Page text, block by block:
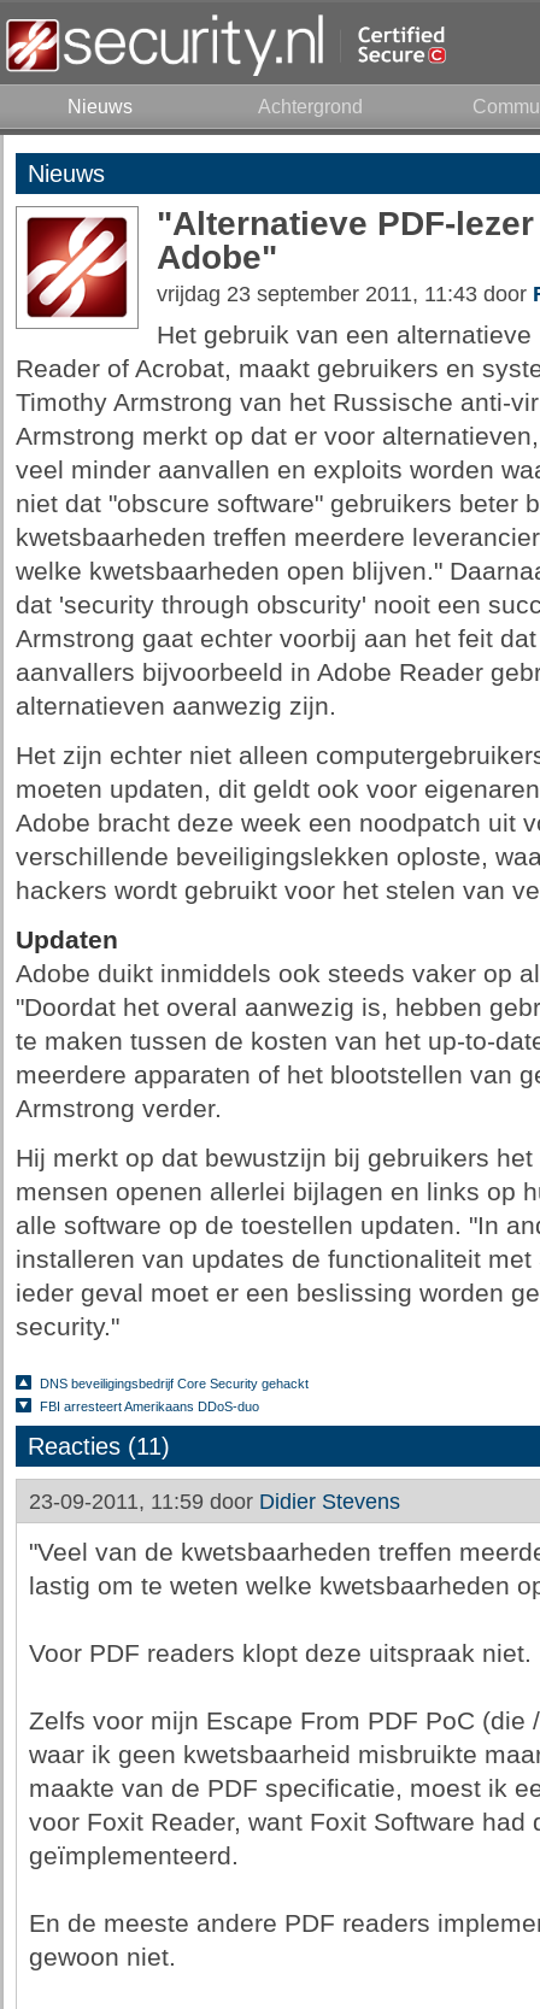
Nieuws Achtergrond
Nieuws
"Alternatieve PDF-
Adobe"
vrijdag 23 september 2011, 11:43 door
Het gebruik van een
Reader of Acrobat, maakt gebruikers en
Timothy Armstrong van het Russische anti-
Armstrong merkt op dat er voor
veel minder aanvallen en exploits worden
niet dat "obscure software" gebruikers beter
kwetsbaarheden treffen meerdere
welke kwetsbaarheden open blijven."
dat 'security through obscurity' nooit een
Armstrong gaat echter voorbij aan het feit
aanvallers bijvoorbeeld in Adobe Reader
alternatieven aanwezig zijn.
Het zijn echter niet alleen
moeten updaten, dit geldt ook voor
Adobe bracht deze week een noodpatch uit
verschillende beveiligingslekken oploste,
hackers wordt gebruikt voor het stelen van
Updaten
Adobe duikt inmiddels ook steeds vaker op
"Doordat het overal aanwezig is, hebben
te maken tussen de kosten van het up-to-
meerdere apparaten of het blootstellen van
Armstrong verder.
Hij merkt op dat bewustzijn bij gebruikers
mensen openen allerlei bijlagen en links op
alle software op de toestellen updaten. "In
installeren van updates de functionaliteit
ieder geval moet er een beslissing worden
security."
DNS beveiligingsbedrijf Core Security gehackt
FBI arresteert Amerikaans DDoS-duo
Reacties (11)
23-09-2011, 11:59 door Didier Stevens
"Veel van de kwetsbaarheden treffen
lastig om te weten welke kwetsbaarheden
Voor PDF readers klopt deze uitspraak niet.
Zelfs voor mijn Escape From PDF PoC (die
waar ik geen kwetsbaarheid misbruikte
maakte van de PDF specificatie, moest ik
voor Foxit Reader, want Foxit Software
geïmplementeerd.
En de meeste andere PDF readers
gewoon niet.